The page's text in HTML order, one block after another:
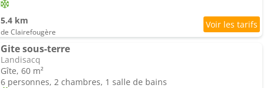
5.4 km
de Clairefougère
Gite sous-terre
Landisacq
Gîte, 60 m²
6 personnes, 2 chambres, 1 salle de bains